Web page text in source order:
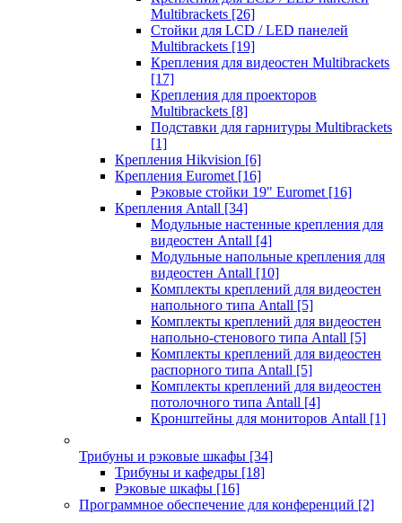
Multibrackets [26]
Стойки для LCD / LED панелей
Multibrackets [19]
Крепления для видеостен Multibrackets
[17]
Крепления для проекторов
Multibrackets [8]
Подставки для гарнитуры Multibrackets
[1]
Крепления Hikvision [6]
Крепления Euromet [16]
Рэковые стойки 19" Euromet [16]
Крепления Antall [34]
Модульные настенные крепления для
видеостен Antall [4]
Модульные напольные крепления для
видеостен Antall [10]
Комплекты креплений для видеостен
напольного типа Antall [5]
Комплекты креплений для видеостен
напольно-стенового типа Antall [5]
Комплекты креплений для видеостен
распорного типа Antall [5]
Комплекты креплений для видеостен
потолочного типа Antall [4]
Кронштейны для мониторов Antall [1]
Трибуны и рэковые шкафы [34]
Трибуны и кафедры [18]
Рэковые шкафы [16]
Программное обеспечение для конференций [2]